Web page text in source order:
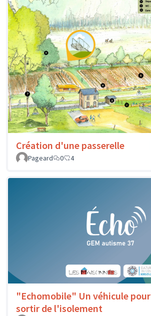
Création d'une passerelle
Pageard
0 4
"Echomobile" Un véhicule pour
sortir de l'isolement